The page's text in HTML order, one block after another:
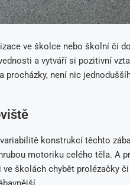
ve školce nebo školní či
a vytváří si pozitivní
procházky, není nic
konstrukcí těchto
motoriku celého těla. A
školách chybět prolézačky či